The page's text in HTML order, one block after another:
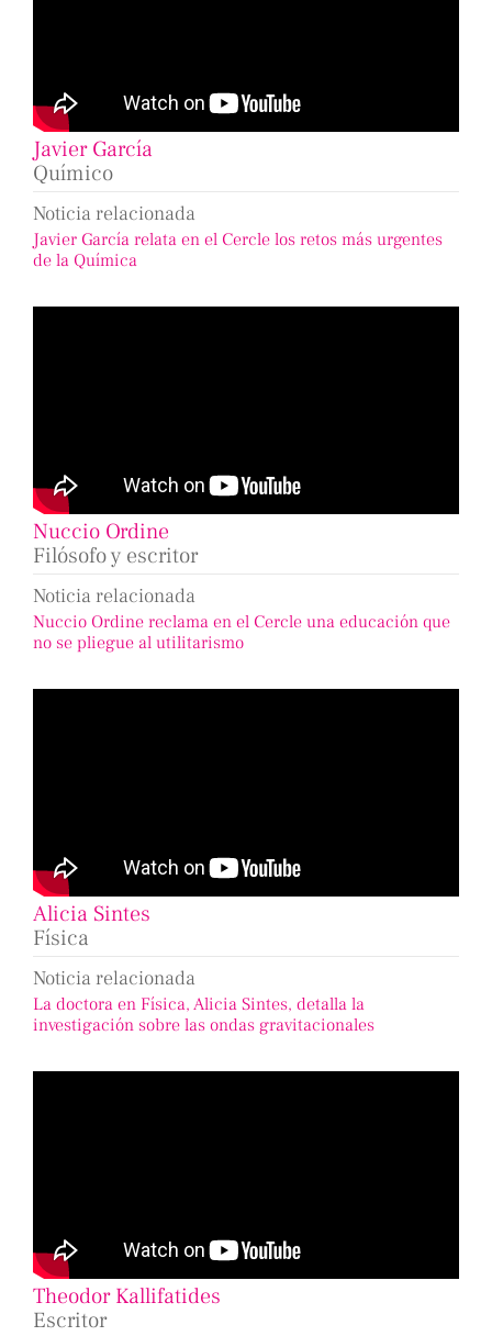
Javier García
Químico
Noticia relacionada
Javier García relata en el Cercle los retos más urgentes
de la Química
Nuccio Ordine
Filósofo y escritor
Noticia relacionada
Nuccio Ordine reclama en el Cercle una educación que
no se pliegue al utilitarismo
Alicia Sintes
Física
Noticia relacionada
La doctora en Física, Alicia Sintes, detalla la
investigación sobre las ondas gravitacionales
Theodor Kallifatides
Escritor